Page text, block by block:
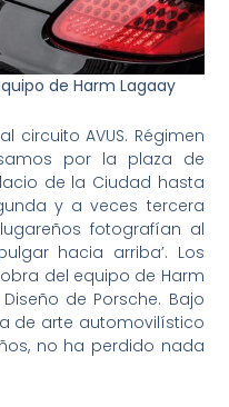
de Harm Lagaay
circuito AVUS. Régimen
por la plaza de
de la Ciudad hasta
y a veces tercera
fotografían al
hacia arriba’. Los
del equipo de Harm
de Porsche. Bajo
de arte automovilístico
no ha perdido nada